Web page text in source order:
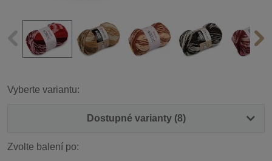
Vyberte variantu:
Dostupné varianty (8)
Zvolte balení po: